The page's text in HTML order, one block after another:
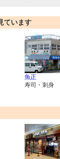
ています
魚正
寿司・刺身